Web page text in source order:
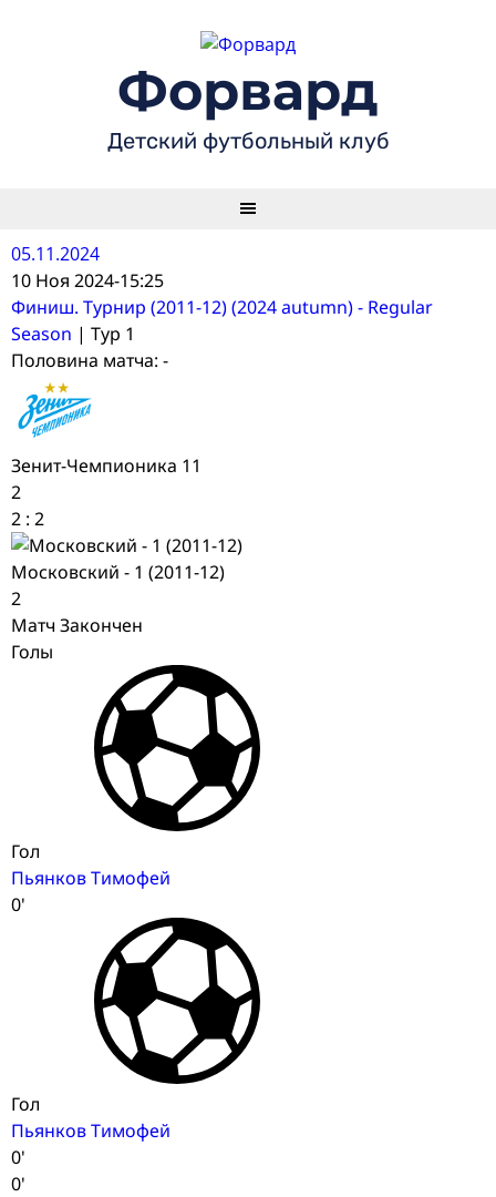
Форвард
Детский футбольный клуб
05.11.2024
10 Ноя 2024-15:25
Финиш. Турнир (2011-12) (2024 autumn) - Regular
Season | Тур 1
Половина матча: -
Зенит-Чемпионика 11
2
2 : 2
Московский - 1 (2011-12)
2
Матч Закончен
Голы
Гол
Пьянков Тимофей
0'
Гол
Пьянков Тимофей
0'
0'